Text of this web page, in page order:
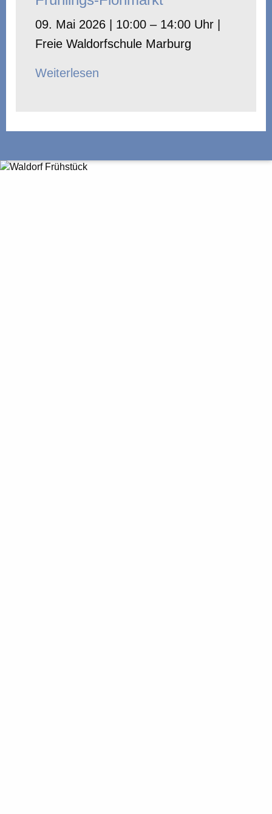
09. Mai 2026 | 10:00 – 14:00 Uhr |
Freie Waldorfschule Marburg
Weiterlesen